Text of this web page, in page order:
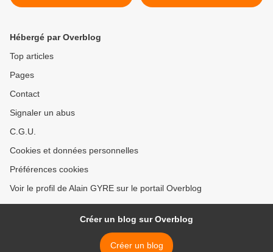
Epouse la fille de Grand-
Hébergé par Overblog
Top articles
Pages
Contact
Signaler un abus
C.G.U.
Cookies et données personnelles
Préférences cookies
Voir le profil de Alain GYRE sur le portail Overblog
Créer un blog sur Overblog
Créer un blog